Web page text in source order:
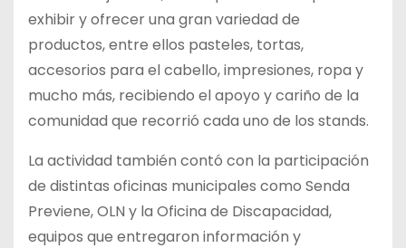
exhibir y ofrecer una gran variedad de
productos, entre ellos pasteles, tortas,
accesorios para el cabello, impresiones, ropa y
mucho más, recibiendo el apoyo y cariño de la
comunidad que recorrió cada uno de los stands.
La actividad también contó con la participación
de distintas oficinas municipales como Senda
Previene, OLN y la Oficina de Discapacidad,
equipos que entregaron información y